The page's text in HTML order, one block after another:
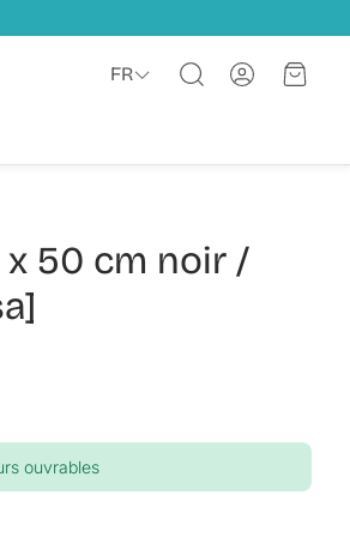
FR
Rechercher
ComptePanier
x 50 cm noir /
ouvrables